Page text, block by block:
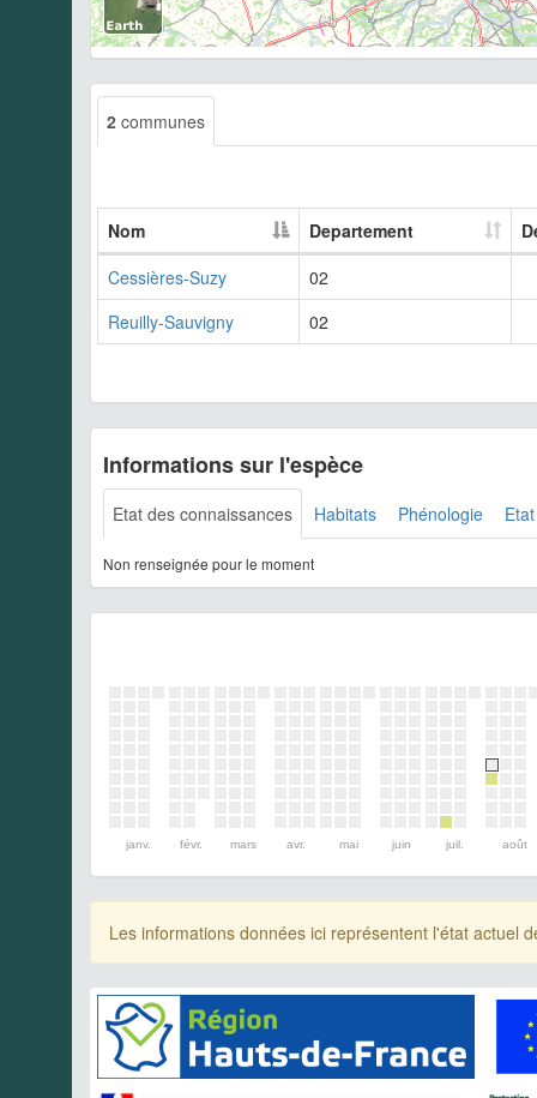
2 communes
Nom Departement
Cessières-Suzy
02
Reuilly-Sauvigny
02
Informations sur l'espèce
Etat des connaissances Habitats Phénologie
Non renseignée pour le moment
janv. févr. mars avr. mai juin juil. août
Les informations données ici représentent l'état actuel